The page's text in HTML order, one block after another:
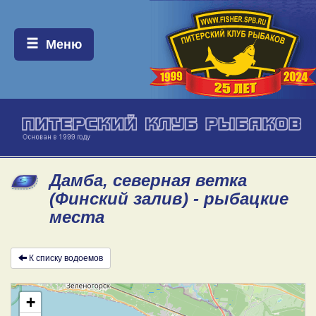
Меню:
Меню
Дамба, северная ветка
(Финский залив) - рыбацкие
места
К списку водоемов
+